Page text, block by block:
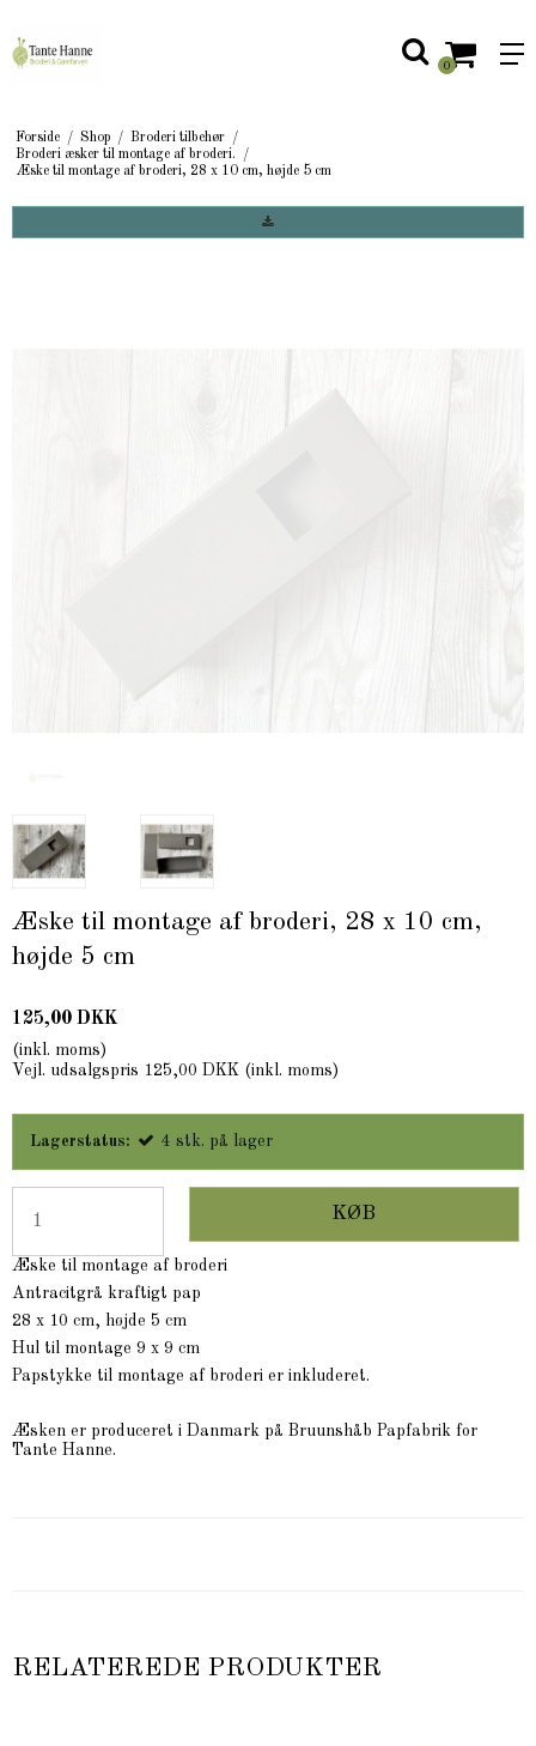
0
Forside / Shop / Broderi tilbehør
/
Broderi æsker til montage af broderi.
/
Æske til montage af broderi, 28 x 10 cm, højde 5 cm
Æske til montage af broderi, 28 x 10 cm,
højde 5 cm
125,00 DKK
(inkl. moms)
Vejl. udsalgspris 125,00 DKK (inkl. moms)
Lagerstatus: 4 stk. på lager
KØB
Æske til montage af broderi
Antracitgrå kraftigt pap
28 x 10 cm, højde 5 cm
Hul til montage 9 x 9 cm
Papstykke til montage af broderi er inkluderet.
Æsken er produceret i Danmark på Bruunshåb Papfabrik for
Tante Hanne.
RELATEREDE PRODUKTER